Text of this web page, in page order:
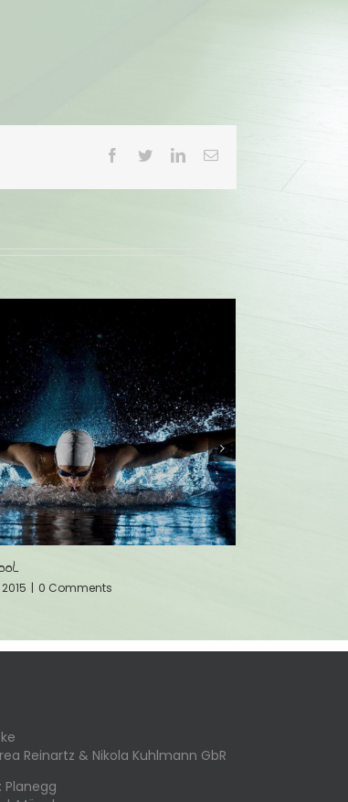
| 0 Comments
Reinartz & Nikola Kuhlmann GbR
Planegg